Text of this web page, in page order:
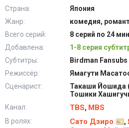
Страна:
Япония
Жанр:
комедия,
Всего серий:
8 серий по 24
Добавлена:
1-8 серия
Субтитры:
Birdman Fansubs
Режиссёр:
Ямагути
Сценарист:
Такаши Йошида
Тошики
Канал:
TBS, MBS
В ролях: Сато Дзиро ,